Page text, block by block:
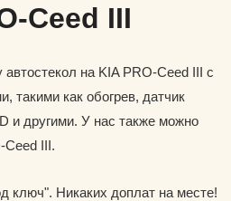
Ceed III
на KIA PRO-Ceed III с
такими как обогрев, датчик
и другими. У нас также можно
Ceed III.
ключ". Никаких доплат на месте!